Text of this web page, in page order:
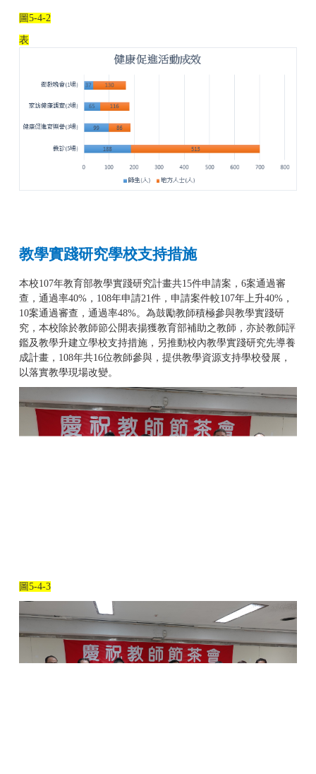
圖5-4-2
表
教學實踐研究學校支持措施
本校107年教育部教學實踐研究計畫共15件申請案，6案通過審
查，通過率40%，108年申請21件，申請案件較107年上升40%，
10案通過審查，通過率48%。為鼓勵教師積極參與教學實踐研
究，本校除於教師節公開表揚獲教育部補助之教師，亦於教師評
鑑及教學升建立學校支持措施，另推動校內教學實踐研究先導養
成計畫，108年共16位教師參與，提供教學資源支持學校發展，
以落實教學現場改變。
圖5-4-3